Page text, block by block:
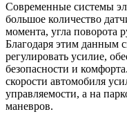
Современные системы
большое количество
момента, угла поворота
Благодаря этим данным
регулировать усилие,
безопасности и
скорости автомобиля
управляемости, а на
маневров.